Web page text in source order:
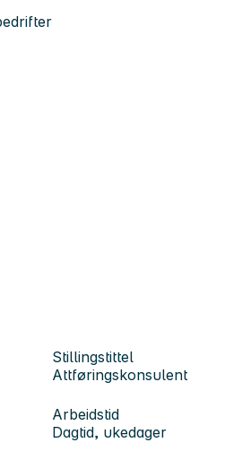
Stillingstittel
Attføringskonsulent
Arbeidstid
Dagtid, ukedager